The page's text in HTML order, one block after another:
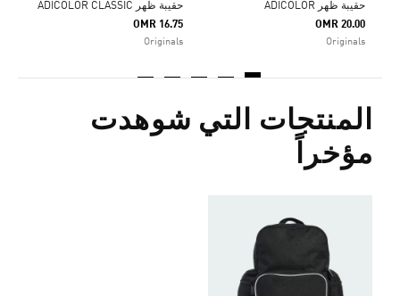
حقيبة ظهر ADICOLOR
OMR 20.00
Originals
حقيبة ظهر ADICOLOR CLASSIC
OMR 16.75
Originals
المنتجات التي شوهدت
مؤخراً